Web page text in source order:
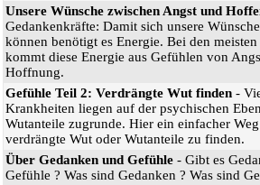
Unsere Wünsche zwischen Angst und
Gedankenkräfte: Damit sich unsere
können benötigt es Energie. Bei den meisten
kommt diese Energie aus Gefühlen von
Hoffnung.
Gefühle Teil 2: Verdrängte Wut finden -
Krankheiten liegen auf der psychischen
Wutanteile zugrunde. Hier ein einfacher
verdrängte Wut oder Wutanteile zu finden.
Über Gedanken und Gefühle - Gibt es
Gefühle ? Was sind Gedanken ? Was sind